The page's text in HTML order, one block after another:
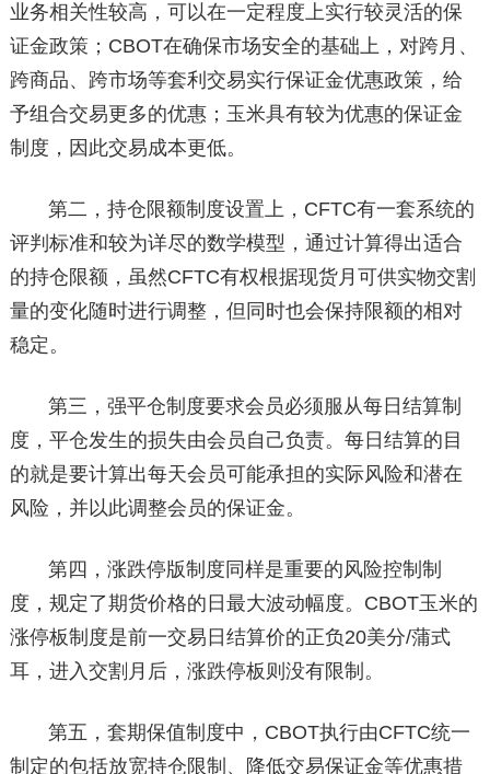
业务相关性较高，可以在一定程度上实行较灵活的保
证金政策；CBOT在确保市场安全的基础上，对跨月、
跨商品、跨市场等套利交易实行保证金优惠政策，给
予组合交易更多的优惠；玉米具有较为优惠的保证金
制度，因此交易成本更低。
第二，持仓限额制度设置上，CFTC有一套系统的
评判标准和较为详尽的数学模型，通过计算得出适合
的持仓限额，虽然CFTC有权根据现货月可供实物交割
量的变化随时进行调整，但同时也会保持限额的相对
稳定。
第三，强平仓制度要求会员必须服从每日结算制
度，平仓发生的损失由会员自己负责。每日结算的目
的就是要计算出每天会员可能承担的实际风险和潜在
风险，并以此调整会员的保证金。
第四，涨跌停版制度同样是重要的风险控制制
度，规定了期货价格的日最大波动幅度。CBOT玉米的
涨停板制度是前一交易日结算价的正负20美分/蒲式
耳，进入交割月后，涨跌停板则没有限制。
第五，套期保值制度中，CBOT执行由CFTC统一
制定的包括放宽持仓限制、降低交易保证金等优惠措